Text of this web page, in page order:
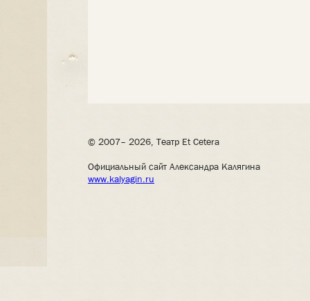
© 2007– 2026, Театр Et Cetera
Официальный сайт Александра Калягина
www.kalyagin.ru